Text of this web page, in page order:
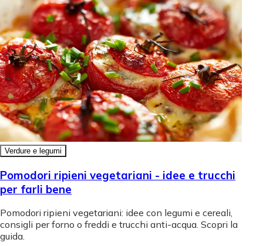
Verdure e legumi
Pomodori ripieni vegetariani - idee e trucchi
per farli bene
Pomodori ripieni vegetariani: idee con legumi e cereali,
consigli per forno o freddi e trucchi anti-acqua. Scopri la
guida.